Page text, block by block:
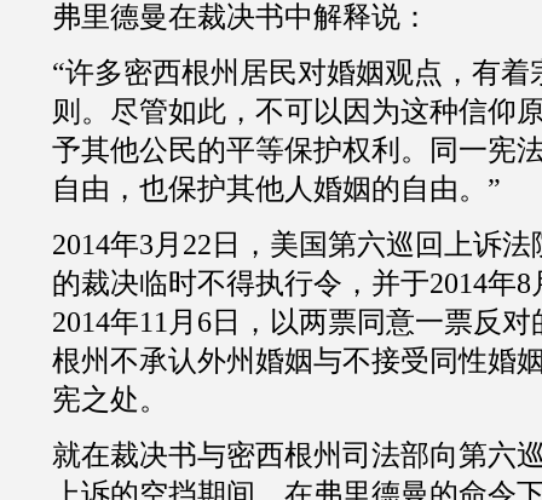
弗里德曼在裁决书中解释说：
“许多密西根州居民对婚姻观点，有着
则。尽管如此，不可以因为这种信仰
予其他公民的平等保护权利。同一宪
自由，也保护其他人婚姻的自由。”
2014年3 月 22 日，美国第六巡回上诉
的裁决临时不得执行令，并于2014年8
2014年11 月 6日，以两票同意一票反
根州不承认外州婚姻与不接受同性婚
宪之处。
就在裁决书与密西根州司法部向第六